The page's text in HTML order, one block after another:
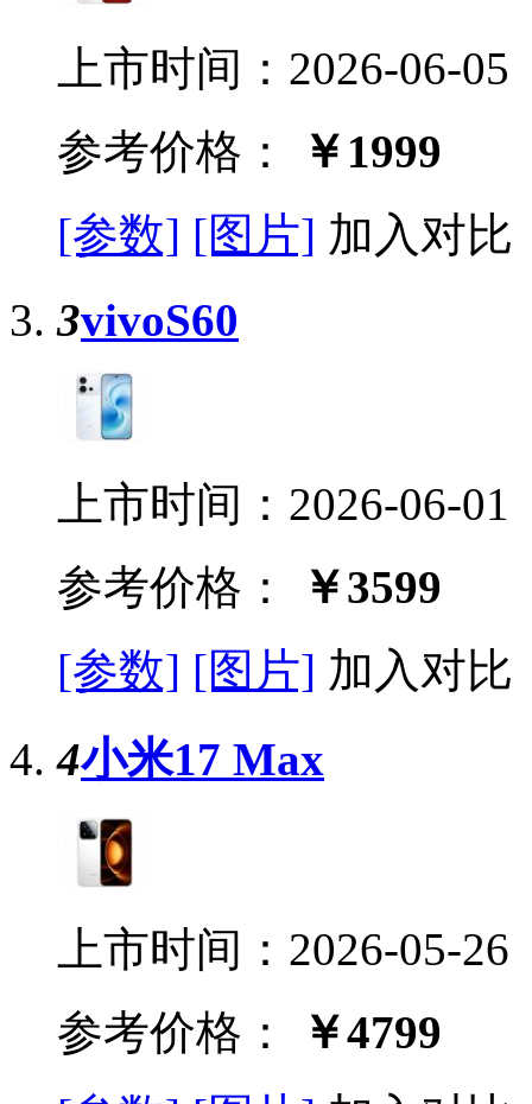
上市时间：2026-06-05
参考价格：
￥1999
[参数] [图片] 加入对比
3vivoS60
上市时间：2026-06-01
参考价格：
￥3599
[参数] [图片] 加入对比
4小米17 Max
上市时间：2026-05-26
参考价格：
￥4799